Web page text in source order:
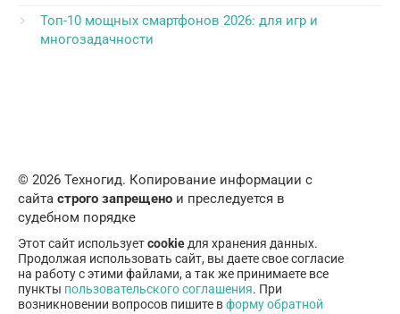
Топ-10 мощных смартфонов 2026: для игр и
многозадачности
© 2026 Техногид. Копирование информации с
сайта строго запрещено и преследуется в
судебном порядке
Этот сайт используетcookieдля хранения данных.
Продолжая использовать сайт, вы даете свое согласие
на работу с этими файлами, а так же принимаете все
пункты пользовательского соглашения. При
возникновении вопросов пишите вформу обратной